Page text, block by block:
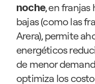
noche, en franjas
bajas (como las
Arera), permite
energéticos
de menor
optimiza los